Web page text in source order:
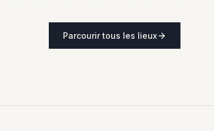
Parcourir tous les lieux